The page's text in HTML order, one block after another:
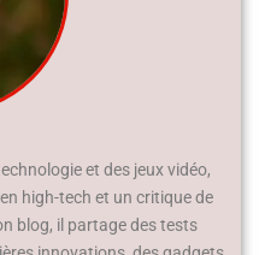
et des jeux vidéo,
high-tech et un critique de
blog, il partage des tests